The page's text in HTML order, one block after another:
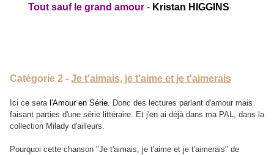
Tout sauf le grand amour - Kristan HIGGINS
Catégorie 2 - Je t'aimais, je t'aime et je t'aimerais
Ici ce sera l'Amour en Série. Donc des lectures parlant d'amour mais
faisant parties d'une série littéraire. Et j'en ai déjà dans ma PAL, dans la
collection Milady d'ailleurs.
Pourquoi cette chanson "Je t'aimais, je t'aime et je t'aimerais" de